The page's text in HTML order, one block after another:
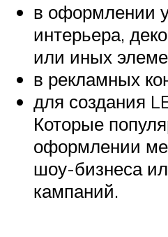
в оформлении
интерьера,
или иных
в рекламных
для создания
Которые
оформлении
шоу-бизнеса
кампаний.